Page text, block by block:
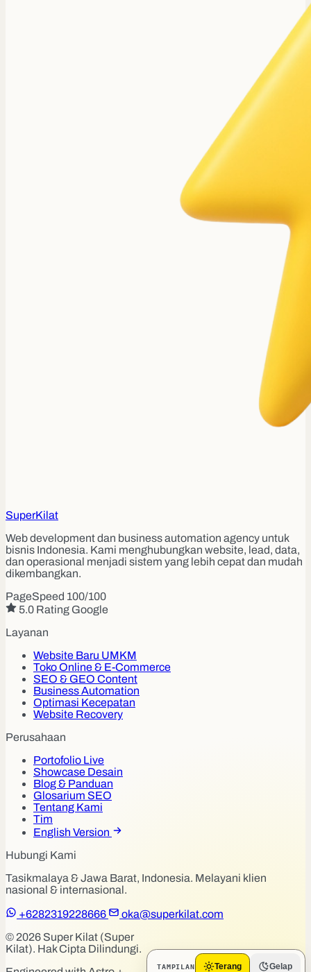
SuperKilat
Web development dan business automation agency untuk
bisnis Indonesia. Kami menghubungkan website, lead, data,
dan operasional menjadi sistem yang lebih cepat dan mudah
dikembangkan.
PageSpeed 100/100
5.0 Rating Google
Layanan
Website Baru UMKM
Toko Online & E-Commerce
SEO & GEO Content
Business Automation
Optimasi Kecepatan
Website Recovery
Perusahaan
Portofolio Live
Showcase Desain
Blog & Panduan
Glosarium SEO
Tentang Kami
Tim
English Version
Hubungi Kami
Tasikmalaya & Jawa Barat, Indonesia. Melayani klien
nasional & internasional.
+6282319228666
oka@superkilat.com
© 2026 Super Kilat (Super
Kilat). Hak Cipta Dilindungi.
TAMPILAN Terang Gelap